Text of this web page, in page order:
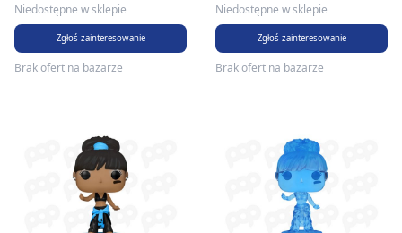
Niedostępne w sklepie
Zgłoś zainteresowanie
Brak ofert na bazarze
Niedostępne w sklepie
Zgłoś zainteresowanie
Brak ofert na bazarze